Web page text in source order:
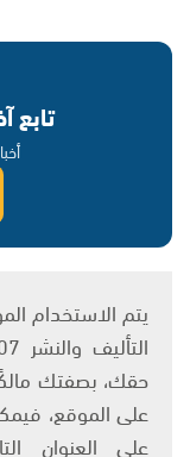
تابع
حقك، بصفتك
على الموقع،